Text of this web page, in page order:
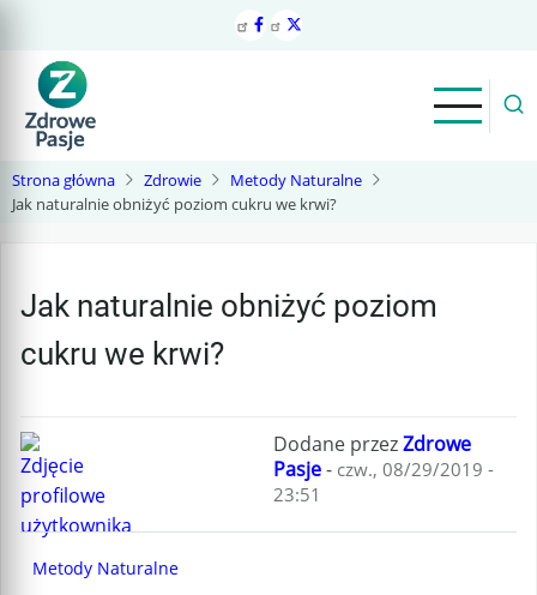
treści
Strona główna Zdrowie
Metody Naturalne
Jak naturalnie obniżyć poziom cukru we krwi?
Jak naturalnie obniżyć poziom
cukru we krwi?
Dodane przezZdrowe
Pasje- czw., 08/29/2019 -
23:51
Metody Naturalne